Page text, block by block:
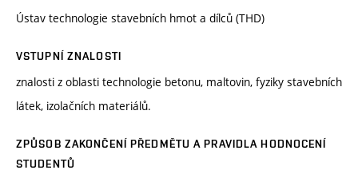
Ústav technologie stavebních hmot a dílců (THD)
VSTUPNÍ ZNALOSTI
znalosti z oblasti technologie betonu, maltovin, fyziky stavebních
látek, izolačních materiálů.
ZPŮSOB ZAKONČENÍ PŘEDMĚTU A PRAVIDLA HODNOCENÍ
STUDENTŮ